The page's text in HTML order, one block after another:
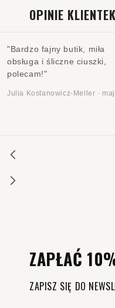
OPINIE KLIENTEK
"Bardzo fajny butik, miła
obsługa i śliczne ciuszki,
polecam!"
Julia Kostanowicz-Meller ·
ZAPŁAĆ
ZAPISZ SIĘ DO